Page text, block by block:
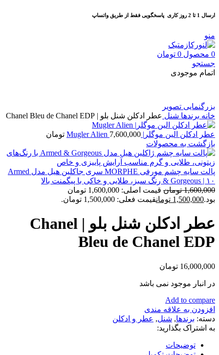
ارسال 1 تا 2 روز کاری پاسخگویی فقط از طریق واتساپ
منو
0 محصول 0 تومان
جستجو
اتمام موجودی
بزرگنمایی تصویر
خانه برندها شنل عطر ادکلن شنل بلو | Chanel Bleu de Chanel EDP
عطر ادکلن الین موگلر| Mugler Alien 7,600,000
تومان
بازگشت به محصولات
پالت سایه چشم مورفی MORPHE سری جاکلین هیل مدل Armed
& Gorgeous | ۱۰ رنگ سبز، طلایی و خاکی با پیگمنت بالا
1,600,000 تومان
قیمت اصلی: 1,600,000 تومان
بود.1,500,000 تومانقیمت فعلی: 1,500,000 تومان.
عطر ادکلن شنل بلو | Chanel
Bleu de Chanel EDP
16,000,000 تومان
در انبار موجود نمی باشد
Add to compare
افزودن به علاقه مندی
دسته: برندها, شنل, عطر و ادکلن
به اشتراک بگذارید:
توضیحات